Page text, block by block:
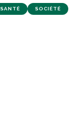
SANTÉ SOCIÉTÉ